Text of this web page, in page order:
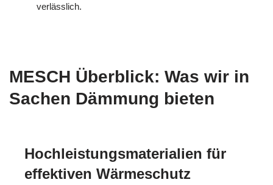
verlässlich.
MESCH Überblick: Was wir in
Sachen Dämmung bieten
Hochleistungsmaterialien für
effektiven Wärmeschutz